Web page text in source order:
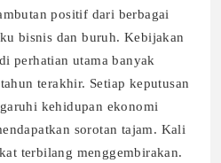
positif dari berbagai
bisnis dan buruh. Kebijakan
perhatian utama banyak
terakhir. Setiap keputusan
kehidupan ekonomi
sorotan tajam. Kali
terbilang menggembirakan.